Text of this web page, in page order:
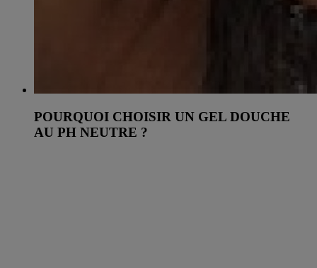
POURQUOI CHOISIR UN GEL DOUCHE
AU PH NEUTRE ?